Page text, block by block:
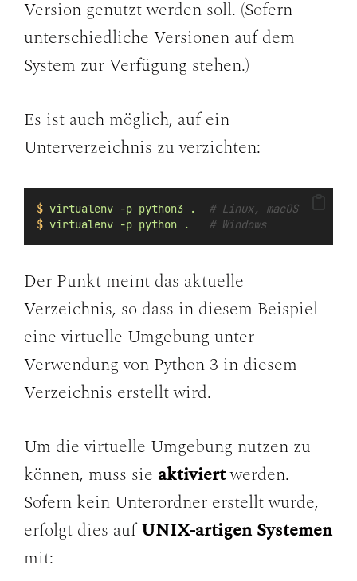
Version genutzt werden soll. (Sofern
unterschiedliche Versionen auf dem
System zur Verfügung stehen.)
Es ist auch möglich, auf ein
Unterverzeichnis zu verzichten:
$ virtualenv -p python3 .
# Linux, macOS
$ virtualenv -p python . # Windows
Der Punkt meint das aktuelle
Verzeichnis, so dass in diesem Beispiel
eine virtuelle Umgebung unter
Verwendung von Python 3 in diesem
Verzeichnis erstellt wird.
Um die virtuelle Umgebung nutzen zu
können, muss sie aktiviertwerden.
Sofern kein Unterordner erstellt wurde,
erfolgt dies aufUNIX-artigen Systemen
mit: